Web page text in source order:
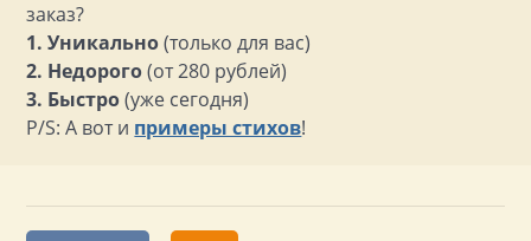
заказ?
1. Уникально(только для вас)
2. Недорого(от 280 рублей)
3. Быстро(уже сегодня)
P/S: А вот и примеры стихов!